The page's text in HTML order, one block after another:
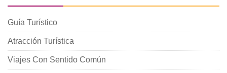
Guía Turístico
Atracción Turística
Viajes Con Sentido Común